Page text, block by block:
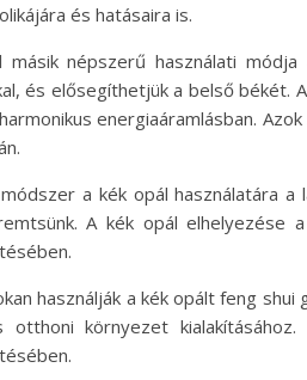
és hatásaira is.
másik népszerű használati
és elősegíthetjük a belső békét.
energiaáramlásban.
a kék opál használatára
A kék opál elhelyezése
használják a kék opált feng
otthoni környezet